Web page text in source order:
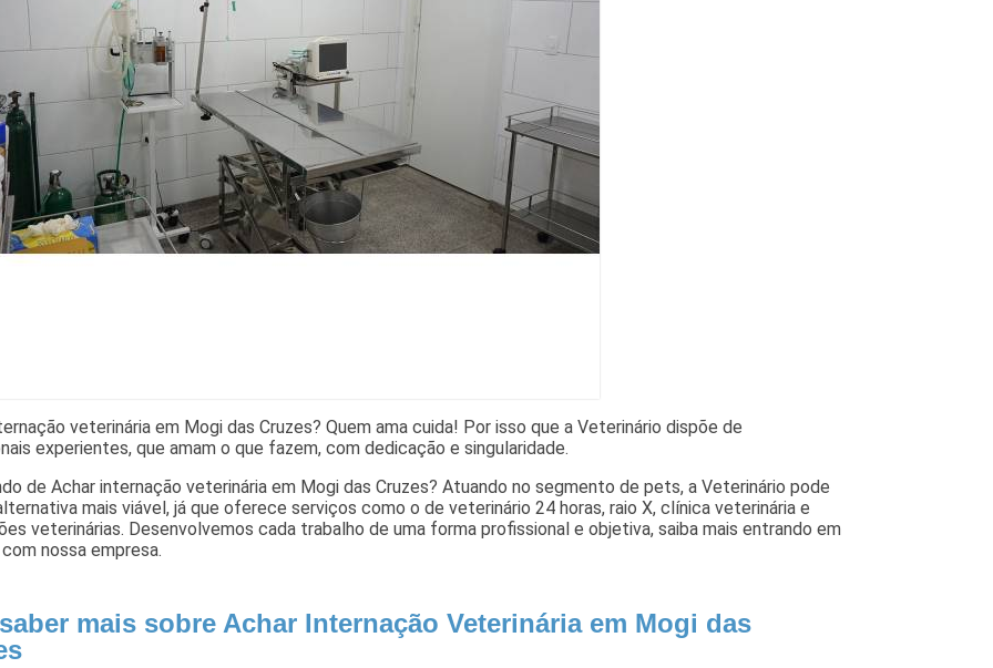
veterinária em Mogi das Cruzes? Quem ama cuida! Por isso que a Veterinário dispõe de
experientes, que amam o que fazem, com dedicação e singularidade.
de Achar internação veterinária em Mogi das Cruzes? Atuando no segmento de pets, a Veterinário pode
mais viável, já que oferece serviços como o de veterinário 24 horas, raio X, clínica veterinária e
veterinárias. Desenvolvemos cada trabalho de uma forma profissional e objetiva, saiba mais entrando em
nossa empresa.
mais sobre Achar Internação Veterinária em Mogi das